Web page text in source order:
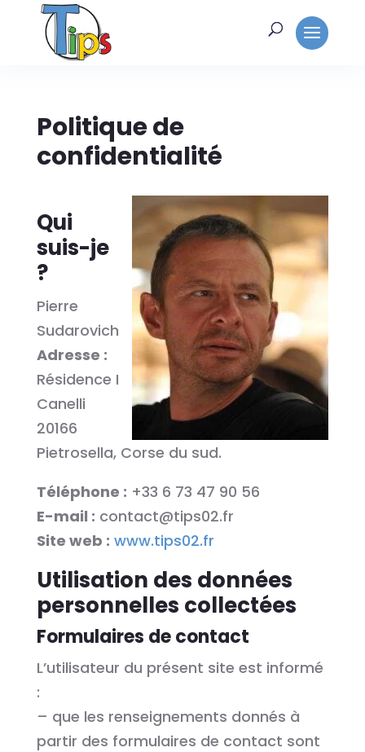
Politique de
confidentialité
Qui
suis-je
?
Pierre
Sudarovich
Adresse :
Résidence I
Canelli
20166
Pietrosella, Corse du sud.
Téléphone : +33 6 73 47 90 56
E-mail : contact@tips02.fr
Site web : www.tips02.fr
Utilisation des données
personnelles collectées
Formulaires de contact
L’utilisateur du présent site est informé
:
– que les renseignements donnés à
partir des formulaires de contact sont